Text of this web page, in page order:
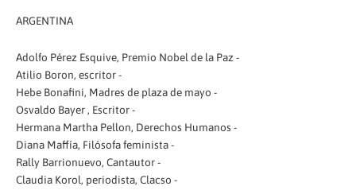
ARGENTINA
Adolfo Pérez Esquive, Premio Nobel de la Paz -
Atilio Boron, escritor -
Hebe Bonafini, Madres de plaza de mayo -
Osvaldo Bayer , Escritor -
Hermana Martha Pellon, Derechos Humanos -
Diana Maffía, Filósofa feminista -
Rally Barrionuevo, Cantautor -
Claudia Korol, periodista, Clacso -